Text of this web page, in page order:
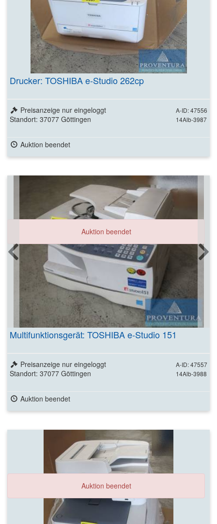
Drucker: TOSHIBA e-Studio 262cp
A-ID: 47556
14Alb-3987
Preisanzeige nur eingeloggt
Standort: 37077 Göttingen
Auktion beendet
Auktion beendet
Multifunktionsgerät: TOSHIBA e-Studio 151
A-ID: 47557
14Alb-3988
Preisanzeige nur eingeloggt
Standort: 37077 Göttingen
Auktion beendet
Auktion beendet